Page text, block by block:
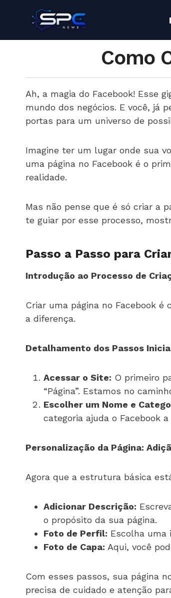
Como
Ah, a magia do Facebook! Esse
mundo dos negócios. E você, já
portas para um universo de
Imagine ter um lugar onde sua
uma página no Facebook é o
realidade.
Mas não pense que é só criar a
te guiar por esse processo,
Passo a Passo para
Introdução ao Processo de
Criar uma página no Facebook
a diferença.
Detalhamento dos Passos
Acessar o Site: O primeiro
“Página”. Estamos no
Escolher um Nome e
categoria ajuda o Facebook
Personalização da Página:
Agora que a estrutura básica
Adicionar Descrição:
o propósito da sua página.
Foto de Perfil: Escolha uma
Foto de Capa: Aqui, você
Com esses passos, sua página
precisa de cuidado e atenção